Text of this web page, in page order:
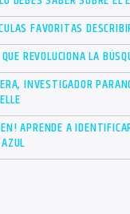
FAVORITAS
REVOLUCIONA LA
INVESTIGADOR
APRENDE A